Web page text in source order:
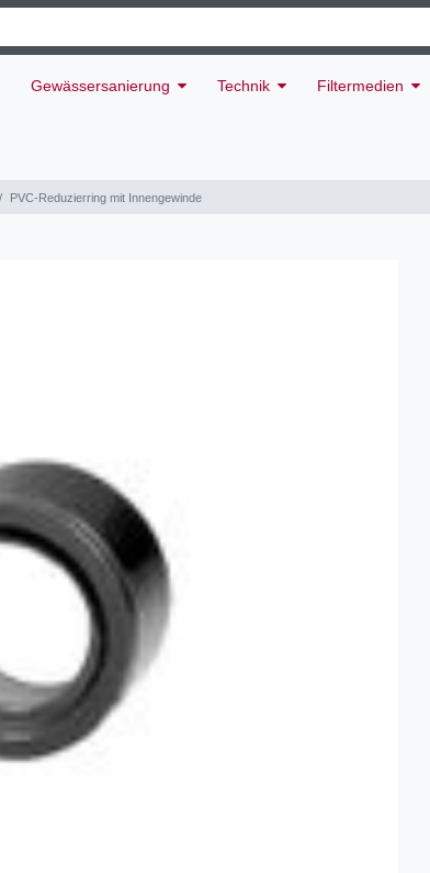
Gewässersanierung Technik Filtermedien
PVC-Reduzierring mit Innengewinde